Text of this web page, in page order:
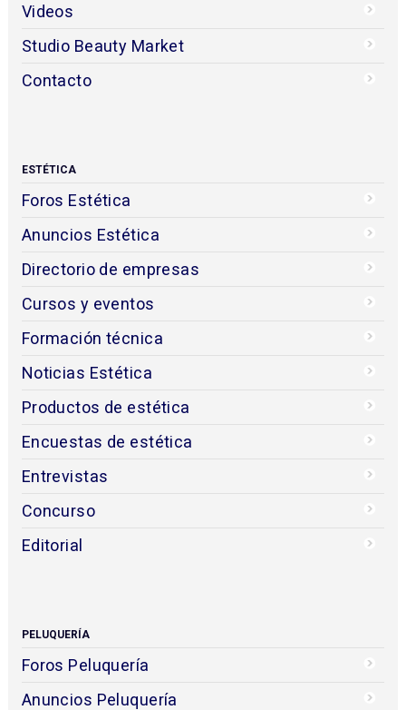
Videos
Studio Beauty Market
Contacto
ESTÉTICA
Foros Estética
Anuncios Estética
Directorio de empresas
Cursos y eventos
Formación técnica
Noticias Estética
Productos de estética
Encuestas de estética
Entrevistas
Concurso
Editorial
PELUQUERÍA
Foros Peluquería
Anuncios Peluquería